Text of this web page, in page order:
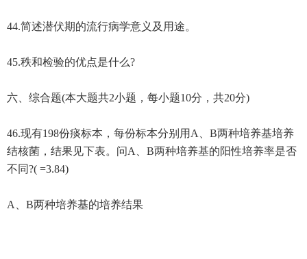
44.简述潜伏期的流行病学意义及用途。
45.秩和检验的优点是什么?
六、综合题(本大题共2小题，每小题10分，共20分)
46.现有198份痰标本，每份标本分别用A、B两种培养基培养
结核菌，结果见下表。问A、B两种培养基的阳性培养率是否
不同?( =3.84)
A、B两种培养基的培养结果